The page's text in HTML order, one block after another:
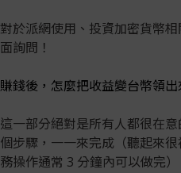
對於派網使用、投資加密貨幣
面詢問！
賺錢後，怎麼把收益變台幣領出
這一部分絕對是所有人都很在
個步驟，一一來完成（聽起來
務操作通常 3 分鐘內可以做完）